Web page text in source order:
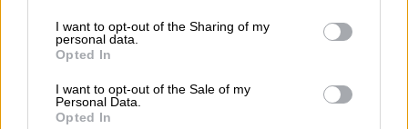
not limited to your visit or usage behaviour. You may click to
grant or deny consent to Google and its third-party tags to
use your data for below specified purposes in below Google
consent section.
I want to opt-out of the Sharing of my
personal data.
Opted In
I want to opt-out of the Sale of my
Personal Data.
Opted In
«Δεν είναι ακόμησαφέςπού θα πάμε»,
έγραψε οΣεργκέι Πολούνιν.
Ο 35χρονος χορευτής, ο οποίος
γεννήθηκε
στη νότια Ουκρανία